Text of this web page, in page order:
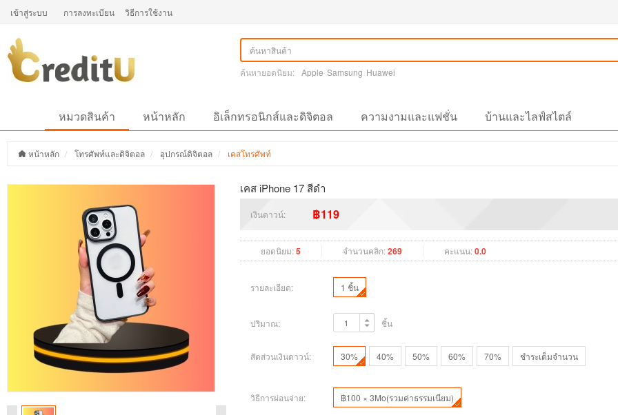
เข้าสู่ระบบ การลงทะเบียน วิธีการใช้งาน
ค้นหายอดนิยม: Apple Samsung Huawei
หมวดสินค้า หน้าหลัก อิเล็กทรอนิกส์และดิจิตอล ความงามและแฟชั่น บ้านและไลฟ์สไตล์
หน้าหลัก โทรศัพท์และดิจิตอล อุปกรณ์ดิจิตอล เคสโทรศัพท์
เคส iPhone 17 สีดำ
เงินดาวน์: ฿119
ยอดนิยม:5 จำนวนคลิก:269 คะแนน:0.0
รายละเอียด: 1 ชิ้น
ปริมาณ: ชิ้น
สัดส่วนเงินดาวน์: 30% 40% 50% 60% 70% ชำระเต็มจำนวน
วิธีการผ่อนจ่าย: ฿100 × 3Mo(รวมค่าธรรมเนียม)